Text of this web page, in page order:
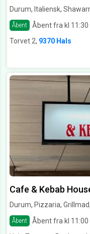
Durum, Italiensk,
Åbent Åbent fra kl 11:30
Torvet 2, 9370 Hals
Cafe & Kebab
Durum, Pizzaria,
Åbent Åbent fra kl 11:00